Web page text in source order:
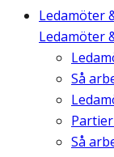
Ledamöter
Ledamöter
Så
Så